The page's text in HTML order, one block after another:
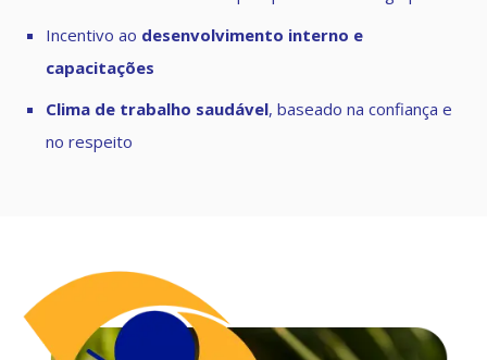
Incentivo ao desenvolvimento interno e
capacitações
Clima de trabalho saudável, baseado na confiança e
no respeito